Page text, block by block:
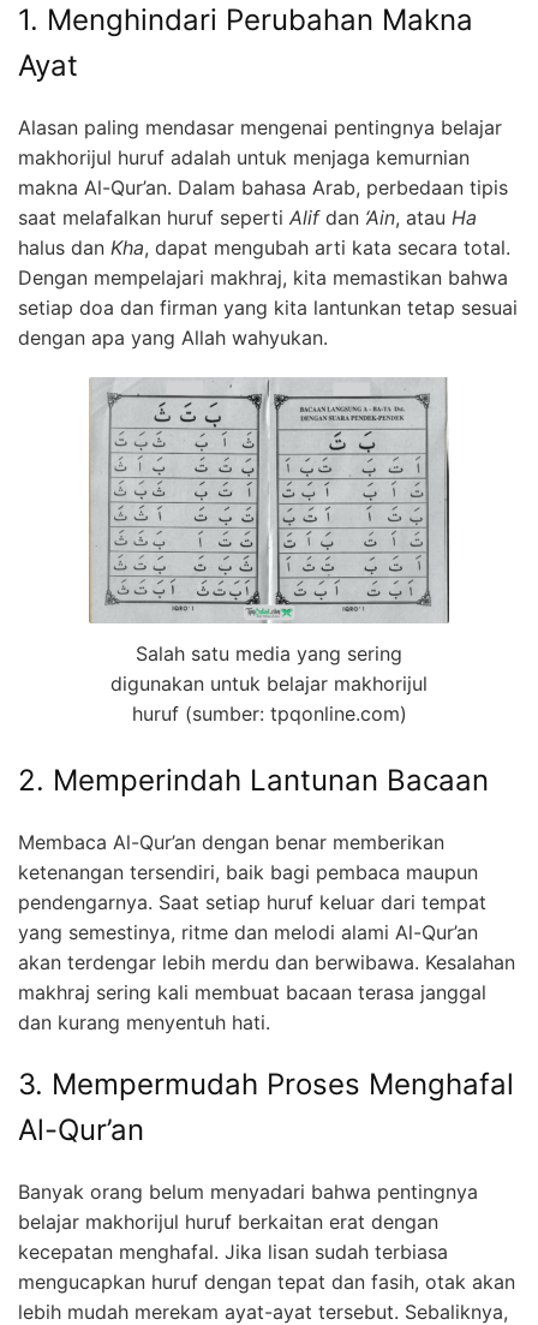
1. Menghindari Perubahan Makna
Ayat
Alasan paling mendasar mengenai pentingnya belajar
makhorijul huruf adalah untuk menjaga kemurnian
makna Al-Qur’an. Dalam bahasa Arab, perbedaan tipis
saat melafalkan huruf seperti Alifdan ‘Ain, atau Ha
halus dan Kha, dapat mengubah arti kata secara total.
Dengan mempelajari makhraj, kita memastikan bahwa
setiap doa dan firman yang kita lantunkan tetap sesuai
dengan apa yang Allah wahyukan.
Salah satu media yang sering
digunakan untuk belajar makhorijul
huruf (sumber: tpqonline.com)
2. Memperindah Lantunan Bacaan
Membaca Al-Qur’an dengan benar memberikan
ketenangan tersendiri, baik bagi pembaca maupun
pendengarnya. Saat setiap huruf keluar dari tempat
yang semestinya, ritme dan melodi alami Al-Qur’an
akan terdengar lebih merdu dan berwibawa. Kesalahan
makhraj sering kali membuat bacaan terasa janggal
dan kurang menyentuh hati.
3. Mempermudah Proses Menghafal
Al-Qur’an
Banyak orang belum menyadari bahwa pentingnya
belajar makhorijul huruf berkaitan erat dengan
kecepatan menghafal. Jika lisan sudah terbiasa
mengucapkan huruf dengan tepat dan fasih, otak akan
lebih mudah merekam ayat-ayat tersebut. Sebaliknya,